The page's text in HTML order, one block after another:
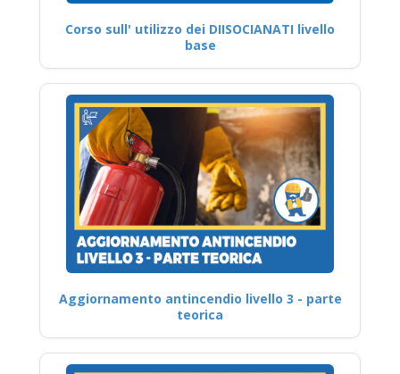
Corso sull' utilizzo dei DIISOCIANATI livello
base
Aggiornamento antincendio livello 3 - parte
teorica